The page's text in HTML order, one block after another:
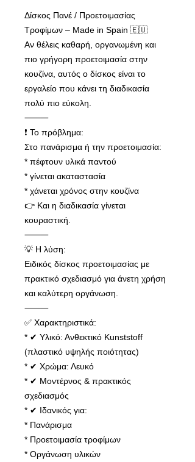
Δίσκος Πανέ / Προετοιμασίας
Τροφίμων – Made in Spain 🇪🇺
Αν θέλεις καθαρή, οργανωμένη και
πιο γρήγορη προετοιμασία στην
κουζίνα, αυτός ο δίσκος είναι το
εργαλείο που κάνει τη διαδικασία
πολύ πιο εύκολη.
⸻
❗ Το πρόβλημα:
Στο πανάρισμα ή την προετοιμασία:
* πέφτουν υλικά παντού
* γίνεται ακαταστασία
* χάνεται χρόνος στην κουζίνα
👉 Και η διαδικασία γίνεται
κουραστική.
⸻
💡 Η λύση:
Ειδικός δίσκος προετοιμασίας με
πρακτικό σχεδιασμό για άνετη χρήση
και καλύτερη οργάνωση.
⸻
✅ Χαρακτηριστικά:
* ✔ Υλικό: Ανθεκτικό Kunststoff
(πλαστικό υψηλής ποιότητας)
* ✔ Χρώμα: Λευκό
* ✔ Μοντέρνος & πρακτικός
σχεδιασμός
* ✔ Ιδανικός για:
* Πανάρισμα
* Προετοιμασία τροφίμων
* Οργάνωση υλικών